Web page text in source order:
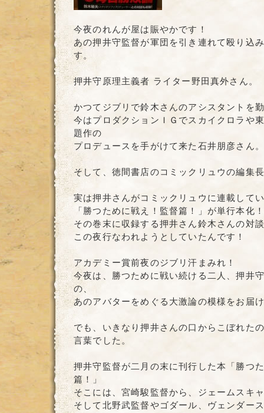
今夜のれんが屋は賑やかです！
あの押井守監督が軍団を引き連れて殴り込
す。
押井守原理主義者 ライター野田真外さん。
かつてジブリで鈴木さんのアシスタントを
今はプロダクションＩＧでスカイクロラや
題作の
プロデュースを手がけて来た石井朋彦さん
そして、徳間書店のコミックリュウの編集
実は押井さんがコミックリュウに連載して
「勝つために戦え！監督篇！」が単行本化
その巻末に収録する押井さん鈴木さんの対
この夜行なわれようとしていたんです！
アカデミー賞前夜のジブリ汗まみれ！
今夜は、勝つために戦い続ける二人、押井
の、
あのアバターをめぐる大激論の模様をお届
でも、いきなり押井さんの口からこぼれた
言葉でした。
押井守監督が二月の末に刊行した本「勝つ
篇！」
そこには、宮崎駿監督から、ジェームスキ
そして北野武監督やゴダール、ヴェンダー